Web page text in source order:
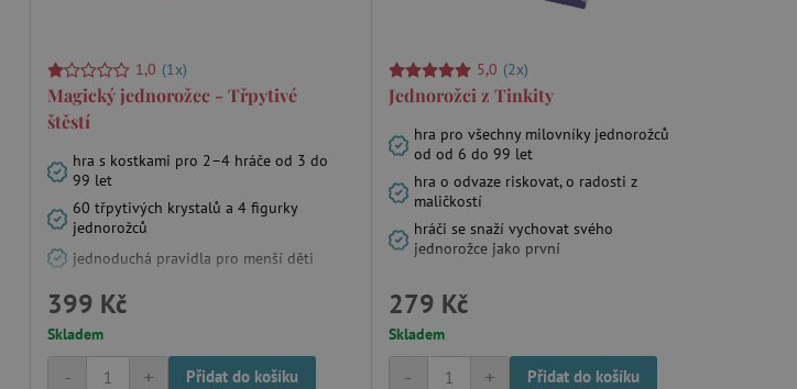
1,0 (1x)
Magický jednorožec - Třpytivé
štěstí
hra s kostkami pro 2–4 hráče od 3 do
99 let
60 třpytivých krystalů a 4 figurky
jednorožců
jednoduchá pravidla pro menší děti
399 Kč
Skladem
+
- Přidat do košíku
5,0 (2x)
Jednorožci z Tinkity
hra pro všechny milovníky jednorožců
od od 6 do 99 let
hra o odvaze riskovat, o radosti z
maličkostí
hráči se snaží vychovat svého
jednorožce jako první
279 Kč
Skladem
+
- Přidat do košíku